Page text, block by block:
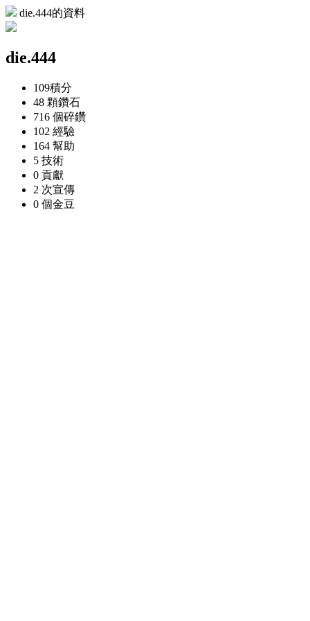
die.444的資料
die.444
109積分
48 顆鑽石
716 個碎鑽
102 經驗
164 幫助
5 技術
0 貢獻
2 次宣傳
0 個金豆